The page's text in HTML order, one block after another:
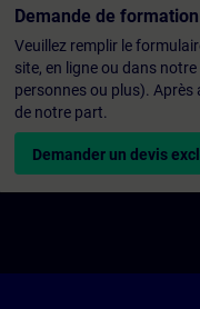
Demande de
Veuillez remplir le
site, en ligne ou dans
personnes ou plus).
de notre part.
Demander un devis